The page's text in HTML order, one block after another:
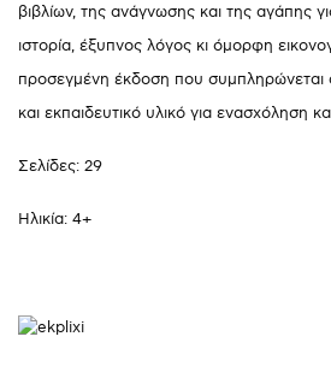
βιβλίων, της ανάγνωσης και της αγάπης
ιστορία, έξυπνος λόγος κι όμορφη
προσεγμένη έκδοση που
και εκπαιδευτικό υλικό για ενασχόληση
Σελίδες: 29
Ηλικία: 4+